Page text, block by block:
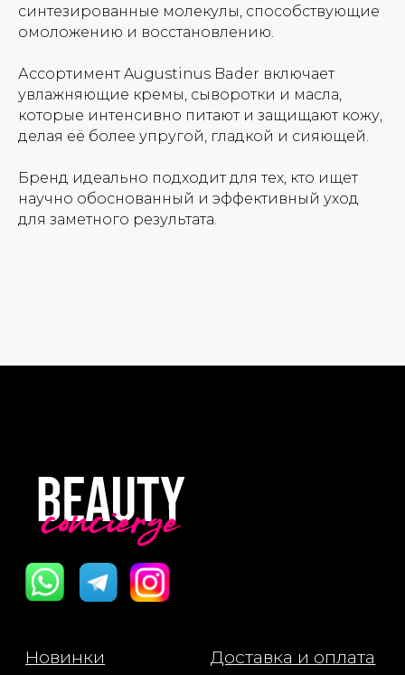
синтезированные молекулы, способствующие
омоложению и восстановлению.
Ассортимент Augustinus Bader включает
увлажняющие кремы, сыворотки и масла,
которые интенсивно питают и защищают кожу,
делая её более упругой, гладкой и сияющей.
Бренд идеально подходит для тех, кто ищет
научно обоснованный и эффективный уход
для заметного результата.
Доставка и оплата
О нас
Новинки
Лидеры продаж